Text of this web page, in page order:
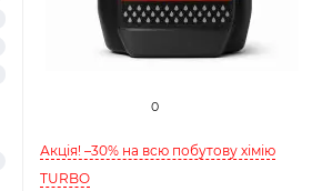
0
Акція! –30% на всю побутову хімію
TURBO